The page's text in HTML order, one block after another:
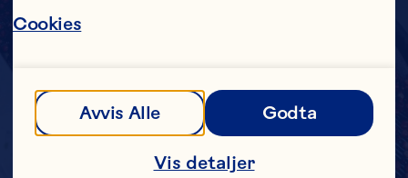
Cookies
Avvis Alle Godta
Vis detaljer